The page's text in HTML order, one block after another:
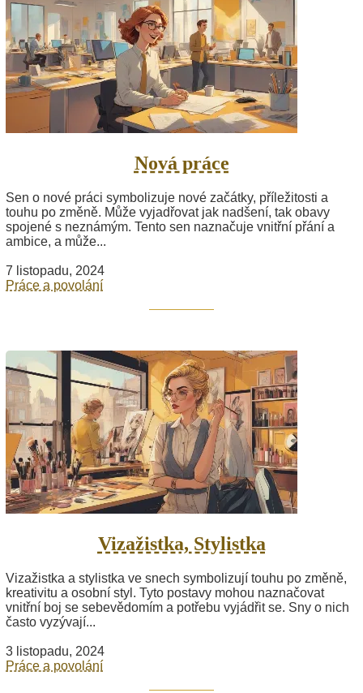
Nová práce
Sen o nové práci symbolizuje nové začátky, příležitosti a
touhu po změně. Může vyjadřovat jak nadšení, tak obavy
spojené s neznámým. Tento sen naznačuje vnitřní přání a
ambice, a může...
7 listopadu, 2024
Práce a povolání
Vizažistka, Stylistka
Vizažistka a stylistka ve snech symbolizují touhu po změně,
kreativitu a osobní styl. Tyto postavy mohou naznačovat
vnitřní boj se sebevědomím a potřebu vyjádřit se. Sny o nich
často vyzývají...
3 listopadu, 2024
Práce a povolání